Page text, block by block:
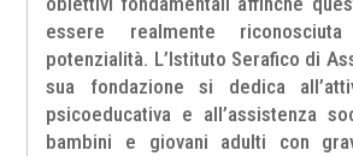
essere realmente
potenzialità. L’Istituto Serafico di
sua fondazione si dedica
psicoeducativa e all’assistenza
bambini e giovani adulti con